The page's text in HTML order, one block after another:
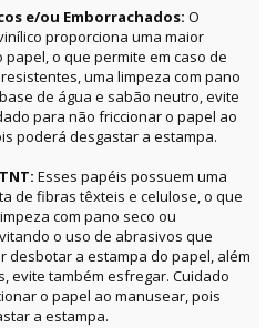
e/ou Emborrachados: O
proporciona uma maior
papel, o que permite em caso de
uma limpeza com pano
de água e sabão neutro, evite
para não friccionar o papel ao
poderá desgastar a estampa.
Esses papéis possuem uma
de fibras têxteis e celulose, o que
com pano seco ou
o uso de abrasivos que
desbotar a estampa do papel, além
evite também esfregar. Cuidado
o papel ao manusear, pois
a estampa.